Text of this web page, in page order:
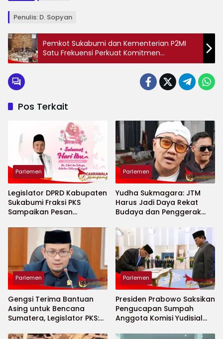
Penulis: D. Sopyan
‎Pemkot Sukabumi dan Kementerian P2MI
Satu Frekuensi Perkuat Komitmen
Perlindungan Pekerja Migran
Pos Terkait
Parlemen
Legislator DPRD Kabupaten
Sukabumi Fraksi PKS
Sampaikan Pesan
Ibu ke-97
Parlemen
Yudha Sukmagara: JTM
Harus Jadi Daya Rekat
Budaya dan Penggerak
Pajampangan
Parlemen
‎Gengsi Terima Bantuan
Asing untuk Bencana
Sumatera, Legislator PKS:
Parlemen
Presiden Prabowo Saksikan
Pengucapan Sumpah
Anggota Komisi Yudisial